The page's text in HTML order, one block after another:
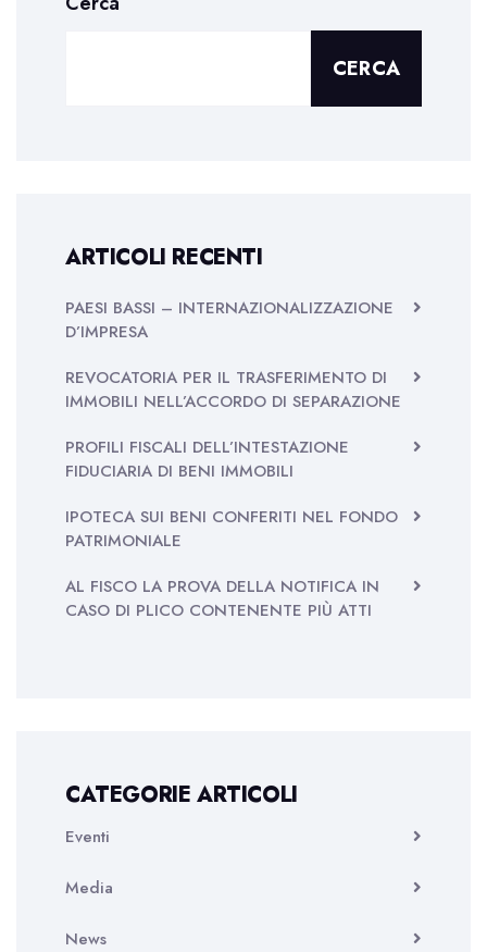
CERCA
ARTICOLI RECENTI
PAESI BASSI – INTERNAZIONALIZZAZIONE
D’IMPRESA
REVOCATORIA PER IL TRASFERIMENTO DI
IMMOBILI NELL’ACCORDO DI SEPARAZIONE
PROFILI FISCALI DELL’INTESTAZIONE
FIDUCIARIA DI BENI IMMOBILI
IPOTECA SUI BENI CONFERITI NEL FONDO
PATRIMONIALE
AL FISCO LA PROVA DELLA NOTIFICA IN
CASO DI PLICO CONTENENTE PIÙ ATTI
CATEGORIE ARTICOLI
Eventi
Media
News